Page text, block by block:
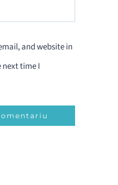
and website in
time I